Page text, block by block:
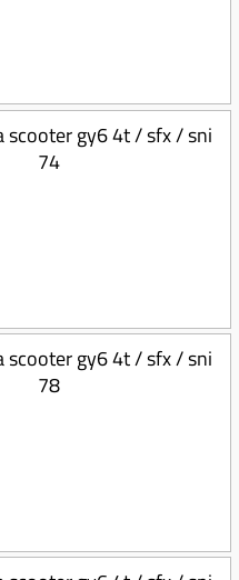
scooter gy6 4t / sfx / sni
74
scooter gy6 4t / sfx / sni
78